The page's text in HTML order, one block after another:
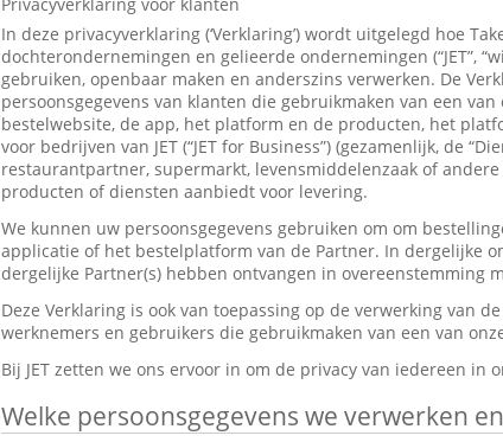
In deze privacyverklaring (‘Verklaring’) wordt uitgelegd hoe
dochterondernemingen en gelieerde ondernemingen (“JET”,
gebruiken, openbaar maken en anderszins verwerken. De
persoonsgegevens van klanten die gebruikmaken van een
bestelwebsite, de app, het platform en de producten, het
voor bedrijven van JET (“JET for Business”) (gezamenlijk, de
restaurantpartner, supermarkt, levensmiddelenzaak of andere
producten of diensten aanbiedt voor levering.
We kunnen uw persoonsgegevens gebruiken om om
applicatie of het bestelplatform van de Partner. In dergelijke
dergelijke Partner(s) hebben ontvangen in overeenstemming
Deze Verklaring is ook van toepassing op de verwerking van
werknemers en gebruikers die gebruikmaken van een van
Bij JET zetten we ons ervoor in om de privacy van iedereen in
Welke persoonsgegevens we verwerken